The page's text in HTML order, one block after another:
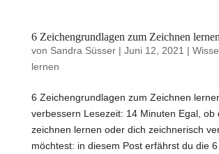
6 Zeichengrundlagen zum Zeichnen
von Sandra Süsser| Juni 12, 2021 |
lernen
6 Zeichengrundlagen zum Zeichnen
verbessern Lesezeit: 14 Minuten Egal, ob
zeichnen lernen oder dich zeichnerisch
möchtest: in diesem Post erfährst du die 6